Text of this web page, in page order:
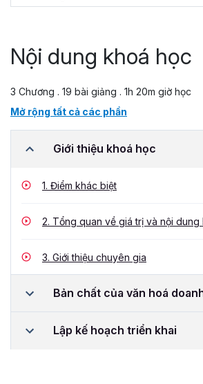
Nội dung khoá học
3 Chương . 19 bài giảng . 1h 20m giờ học
Mở rộng tất cả các phần
Giới thiệu khoá học
1. Điểm khác biệt
2. Tổng quan về giá trị và nội dung
3. Giới thiệu chuyên gia
Bản chất của văn hoá
Lập kế hoạch triển khai